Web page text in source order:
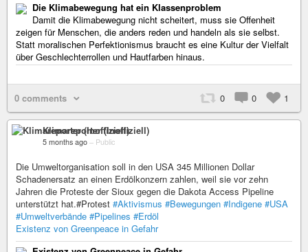
Die Klimabewegung hat ein Klassenproblem
Damit die Klimabewegung nicht scheitert, muss sie Offenheit
zeigen für Menschen, die anders reden und handeln als sie selbst.
Statt moralischen Perfektionismus braucht es eine Kultur der Vielfalt
über Geschlechterrollen und Hautfarben hinaus.
0 comments 0 0 1
Klimareporter (Inoffiziell)
5 months ago – Public
Die Umweltorganisation soll in den USA 345 Millionen Dollar
Schadenersatz an einen Erdölkonzern zahlen, weil sie vor zehn
Jahren die Proteste der Sioux gegen die Dakota Access Pipeline
unterstützt hat.#Protest #Aktivismus #Bewegungen #Indigene #USA
#Umweltverbände #Pipelines #Erdöl
Existenz von Greenpeace in Gefahr